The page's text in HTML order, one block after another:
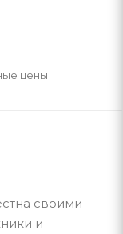
цены
своими
и